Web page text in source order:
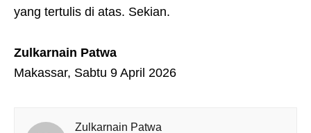
yang tertulis di atas. Sekian.
Zulkarnain Patwa
Makassar, Sabtu 9 April 2026
Zulkarnain Patwa